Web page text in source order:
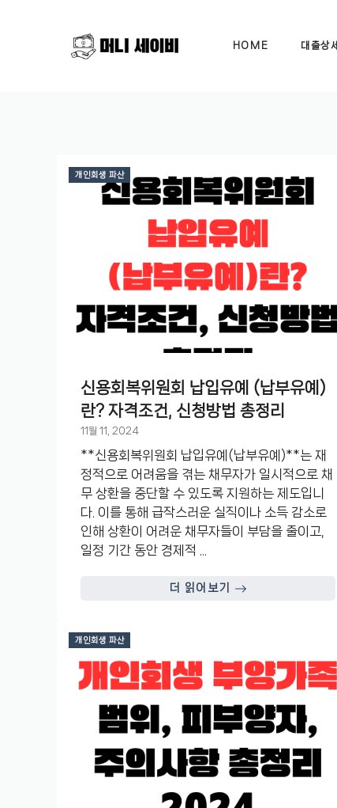
HOME 대출상세
개인회생 파산
신용회복위원회 납입유예 (납부유예)
란? 자격조건, 신청방법 총정리
11월 11, 2024
**신용회복위원회 납입유예(납부유예)**는 재
정적으로 어려움을 겪는 채무자가 일시적으로 채
무 상환을 중단할 수 있도록 지원하는 제도입니
다. 이를 통해 급작스러운 실직이나 소득 감소로
인해 상환이 어려운 채무자들이 부담을 줄이고,
일정 기간 동안 경제적 ...
더 읽어보기
개인회생 파산